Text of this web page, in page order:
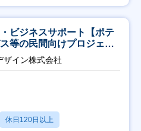
ビジネスサポート【ポテ
等の民間向けプロジェク
ザイン株式会社
休日120日以上